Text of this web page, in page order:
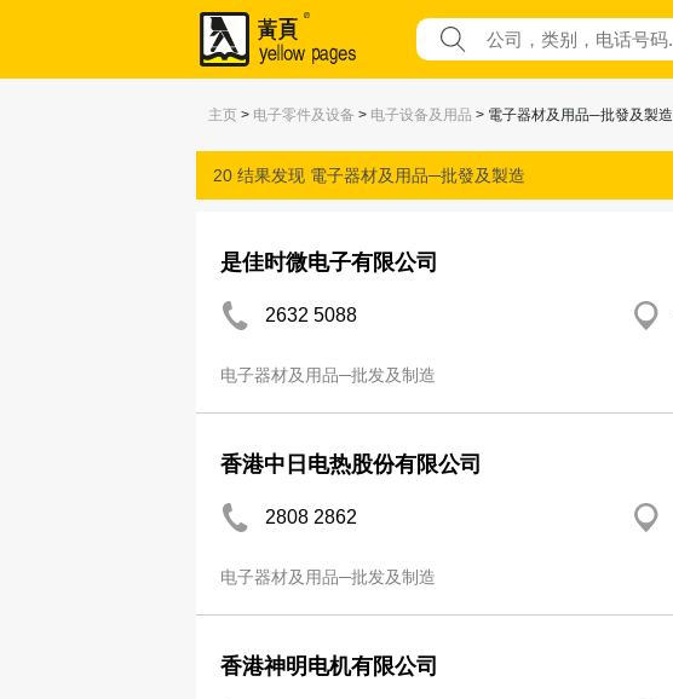
主页 > 电子零件及设备 > 电子设备及用品 > 電子器材及用品─批發及製造
20 结果发现 電子器材及用品─批發及製造
是佳时微电子有限公司
2632 5088
电子器材及用品─批发及制造
香港中日电热股份有限公司
2808 2862
电子器材及用品─批发及制造
香港神明电机有限公司